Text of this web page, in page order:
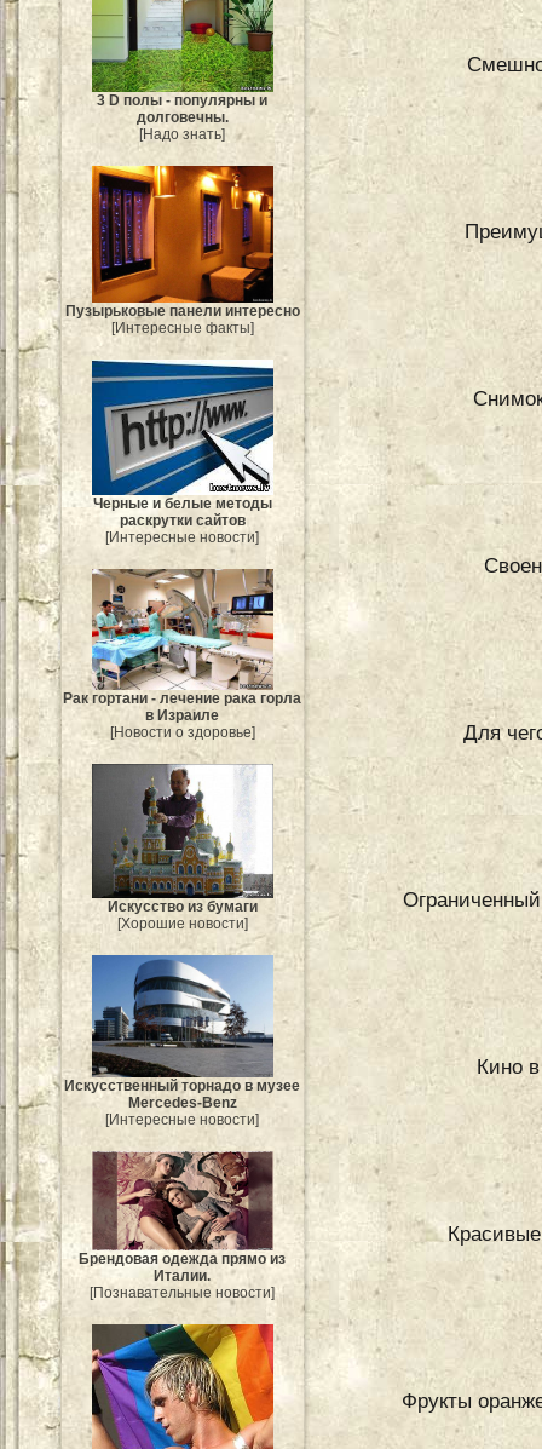
3 D полы - популярны и
долговечны.
[Надо знать]
Пузырьковые панели интересно
[Интересные факты]
Черные и белые методы
раскрутки сайтов
[Интересные новости]
Рак гортани - лечение рака горла
в Израиле
[Новости о здоровье]
Искусство из бумаги
[Хорошие новости]
Искусственный торнадо в музее
Mercedes-Benz
[Интересные новости]
Брендовая одежда прямо из
Италии.
[Познавательные новости]
Для
Кино
Фрукты